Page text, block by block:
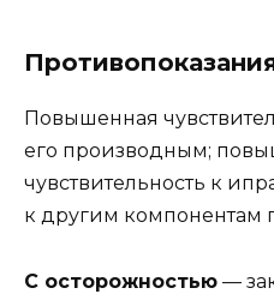
Повышенная
его производным;
чувствительность к
к другим компонентам
С осторожностью —